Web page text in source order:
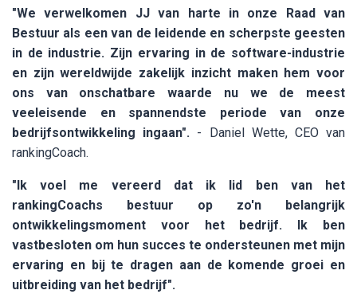
"We verwelkomen JJ van harte in onze Raad van
Bestuur als een van de leidende en scherpste geesten
in de industrie. Zijn ervaring in de software-industrie
en zijn wereldwijde zakelijk inzicht maken hem voor
ons van onschatbare waarde nu we de meest
veeleisende en spannendste periode van onze
bedrijfsontwikkeling ingaan". - Daniel Wette, CEO van
rankingCoach.
"Ik voel me vereerd dat ik lid ben van het
rankingCoachs bestuur op zo'n belangrijk
ontwikkelingsmoment voor het bedrijf. Ik ben
vastbesloten om hun succes te ondersteunen met mijn
ervaring en bij te dragen aan de komende groei en
uitbreiding van het bedrijf".